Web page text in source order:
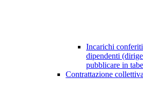
Incarichi
dipendenti
pubblicare in
Contrattazione collettiva